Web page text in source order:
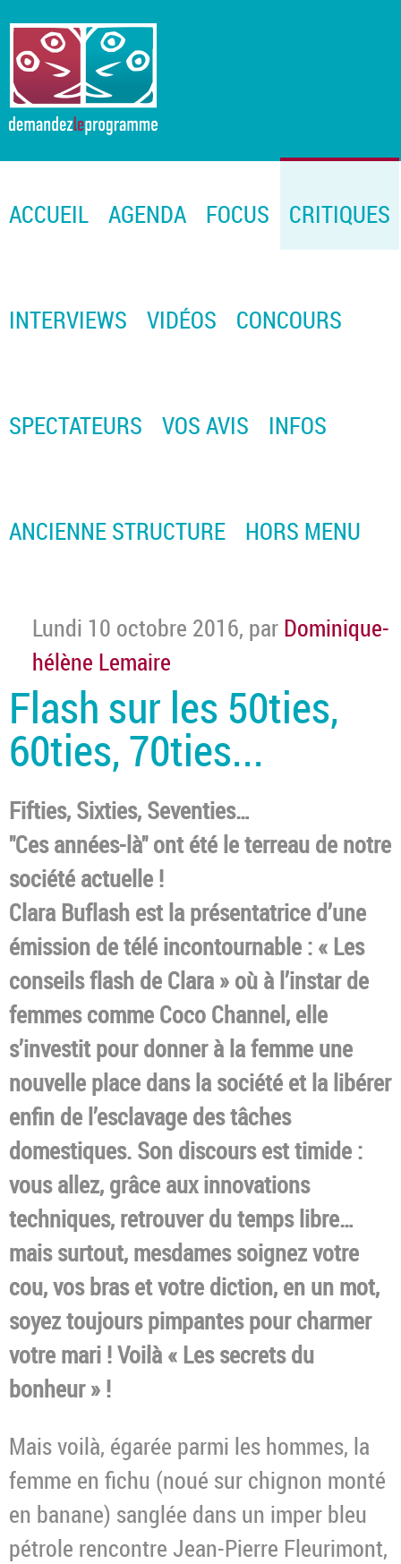
ACCUEIL AGENDA FOCUS CRITIQUES
INTERVIEWS VIDÉOS CONCOURS
SPECTATEURS VOS AVIS INFOS
ANCIENNE STRUCTURE HORS MENU
Lundi 10 octobre 2016, par Dominique-
hélène Lemaire
Flash sur les 50ties,
60ties, 70ties...
Fifties, Sixties, Seventies…
"Ces années-là" ont été le terreau de notre
société actuelle !
Clara Buflash est la présentatrice d’une
émission de télé incontournable : « Les
conseils flash de Clara » où à l’instar de
femmes comme Coco Channel, elle
s’investit pour donner à la femme une
nouvelle place dans la société et la libérer
enfin de l’esclavage des tâches
domestiques. Son discours est timide :
vous allez, grâce aux innovations
techniques, retrouver du temps libre…
mais surtout, mesdames soignez votre
cou, vos bras et votre diction, en un mot,
soyez toujours pimpantes pour charmer
votre mari ! Voilà « Les secrets du
bonheur » !
Mais voilà, égarée parmi les hommes, la
femme en fichu (noué sur chignon monté
en banane) sanglée dans un imper bleu
pétrole rencontre Jean-Pierre Fleurimont,